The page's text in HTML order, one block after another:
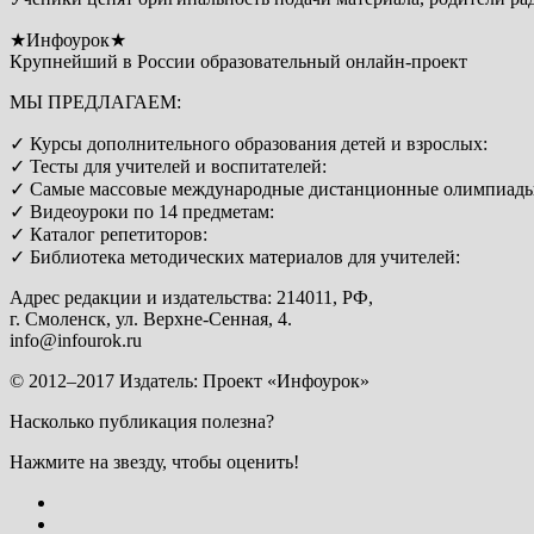
★Инфоурок★
Крупнейший в России образовательный онлайн-проект
МЫ ПРЕДЛАГАЕМ:
✓ Курсы дополнительного образования детей и взрослых:
✓ Тесты для учителей и воспитателей:
✓ Самые массовые международные дистанционные
✓ Видеоуроки по 14 предметам:
✓ Каталог репетиторов:
✓ Библиотека методических материалов для учителей:
Адрес редакции и издательства: 214011, РФ,
г. Смоленск, ул. Верхне-Сенная, 4.
info@infourok.ru
© 2012–2017 Издатель: Проект «Инфоурок»
Насколько публикация полезна?
Нажмите на звезду, чтобы оценить!